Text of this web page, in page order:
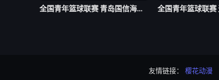
全国青年篮球联赛 青岛国信海天92-71山西汾酒20260803
友情链接： 樱花动漫